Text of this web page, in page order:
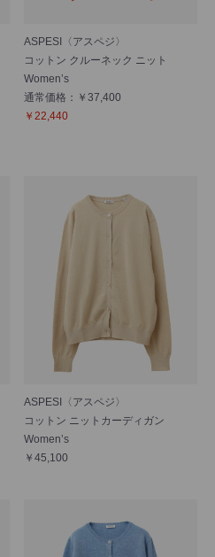
ASPESI〈アスペジ〉
コットン クルーネック ニット
Women’s
通常価格：￥37,400
￥22,440
ASPESI〈アスペジ〉
コットン ニットカーディガン
Women’s
￥45,100